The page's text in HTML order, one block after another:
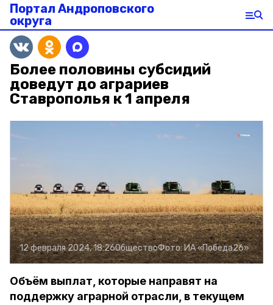
Портал Андроповского
округа
Более половины субсидий
доведут до аграриев
Ставрополья к 1 апреля
12 февраля 2024, 18:26ОбществоФото:ИА «Победа26»
Объём выплат, которые направят на
поддержку аграрной отрасли, в текущем